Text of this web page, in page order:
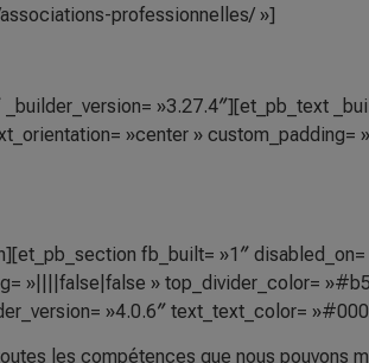
professionnelles/ »]
»3.27.4″][et_pb_text
»center »
fb_built= »1″
»||||false|false » top_divider_color=
»4.0.6″ text_text_color=
les compétences que nous pouvons